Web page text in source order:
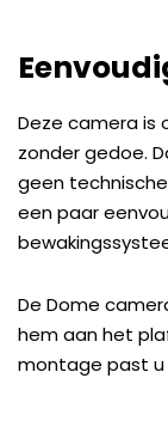
Deze camera is
zonder gedoe.
geen
een paar
De Dome
hem aan het
montage past u